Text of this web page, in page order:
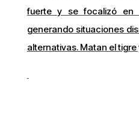
fuerte y se focalizó en
generando situaciones
alternativas. Matan el